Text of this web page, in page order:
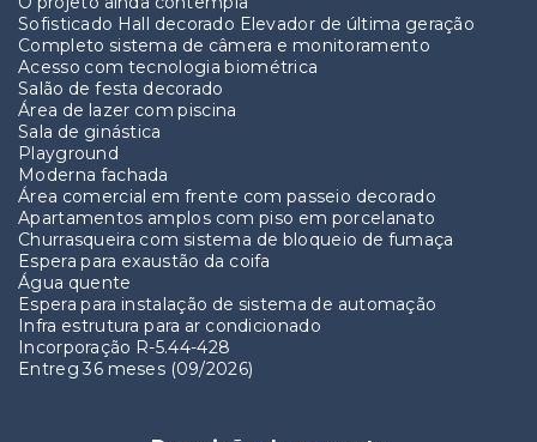
Sofisticado Hall decorado Elevador de última geração
Completo sistema de câmera e monitoramento
Acesso com tecnologia biométrica
Salão de festa decorado
Área de lazer com piscina
Sala de ginástica
Playground
Moderna fachada
Área comercial em frente com passeio decorado
Apartamentos amplos com piso em porcelanato
Churrasqueira com sistema de bloqueio de fumaça
Espera para exaustão da coifa
Água quente
Espera para instalação de sistema de automação
Infra estrutura para ar condicionado
Incorporação R-5.44-428
Entreg 36 meses (09/2026)